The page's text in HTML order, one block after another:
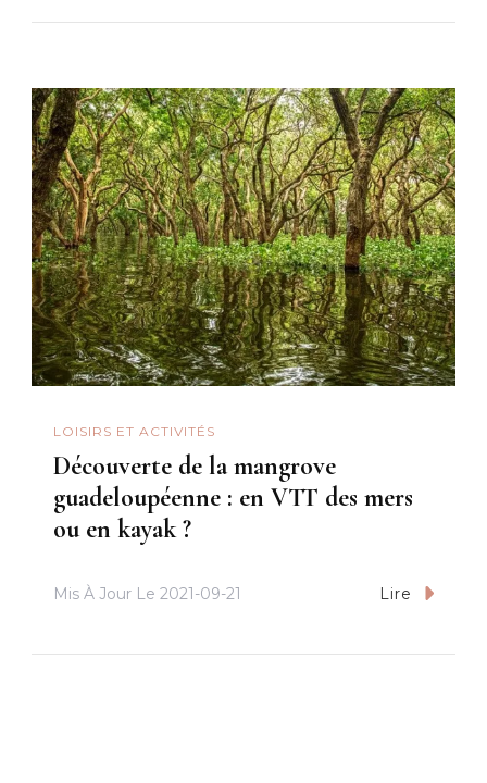
LOISIRS ET ACTIVITÉS
Découverte de la mangrove
guadeloupéenne : en VTT des mers
ou en kayak ?
Mis À Jour Le 2021-09-21 Lire